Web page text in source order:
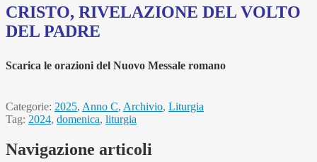
CRISTO, RIVELAZIONE DEL VOLTO
DEL PADRE
Scarica le orazioni del Nuovo Messale romano
Categorie: 2025, Anno C, Archivio, Liturgia
Tag: 2024, domenica, liturgia
Navigazione articoli